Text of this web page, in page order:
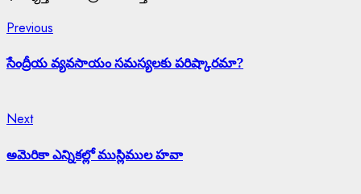
Continue
Reading
Previous
సేంద్రీయ వ్యవసాయం సమస్యలకు పరిష్కారమా?
NextNext
అమెరికా ఎన్నికల్లో ముస్లిముల హవా